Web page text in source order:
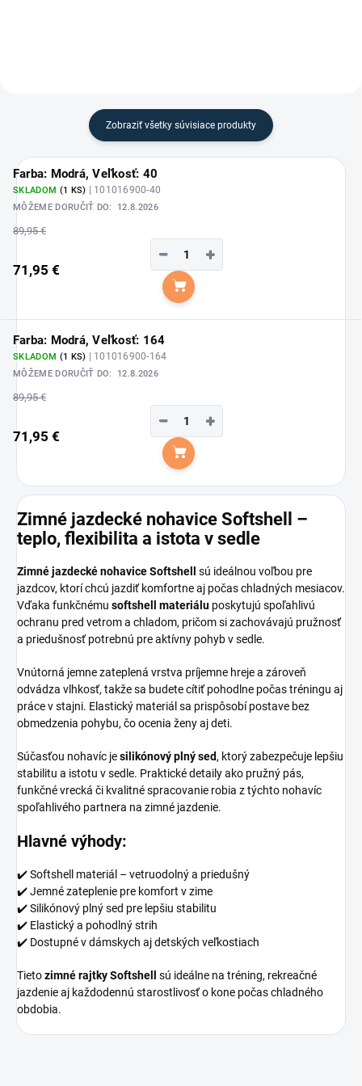
Zobraziť všetky súvisiace produkty
Farba: Modrá, Veľkosť: 40
SKLADOM (1 KS) | 101016900-40
MÔŽEME DORUČIŤ DO: 12.8.2026
89,95 €
71,95 €
+
−
Do košíka
Farba: Modrá, Veľkosť: 164
SKLADOM (1 KS) | 101016900-164
MÔŽEME DORUČIŤ DO: 12.8.2026
89,95 €
71,95 €
+
−
Do košíka
Zimné jazdecké nohavice Softshell –
teplo, flexibilita a istota v sedle
Zimné jazdecké nohavice Softshell
sú ideálnou voľbou pre
jazdcov, ktorí chcú jazdiť komfortne aj počas chladných mesiacov.
Vďaka funkčnému softshell materiálu poskytujú spoľahlivú
ochranu pred vetrom a chladom, pričom si zachovávajú pružnosť
a priedušnosť potrebnú pre aktívny pohyb v sedle.
Vnútorná jemne zateplená vrstva príjemne hreje a zároveň
odvádza vlhkosť, takže sa budete cítiť pohodlne počas tréningu aj
práce v stajni. Elastický materiál sa prispôsobí postave bez
obmedzenia pohybu, čo ocenia ženy aj deti.
Súčasťou nohavíc jesilikónový plný sed, ktorý zabezpečuje lepšiu
stabilitu a istotu v sedle. Praktické detaily ako pružný pás,
funkčné vrecká či kvalitné spracovanie robia z týchto nohavíc
spoľahlivého partnera na zimné jazdenie.
Hlavné výhody:
✔️ Softshell materiál – vetruodolný a priedušný
✔️ Jemné zateplenie pre komfort v zime
✔️ Silikónový plný sed pre lepšiu stabilitu
✔️ Elastický a pohodlný strih
✔️ Dostupné v dámskych aj detských veľkostiach
Tietozimné rajtky Softshell
sú ideálne na tréning, rekreačné
jazdenie aj každodennú starostlivosť o kone počas chladného
obdobia.